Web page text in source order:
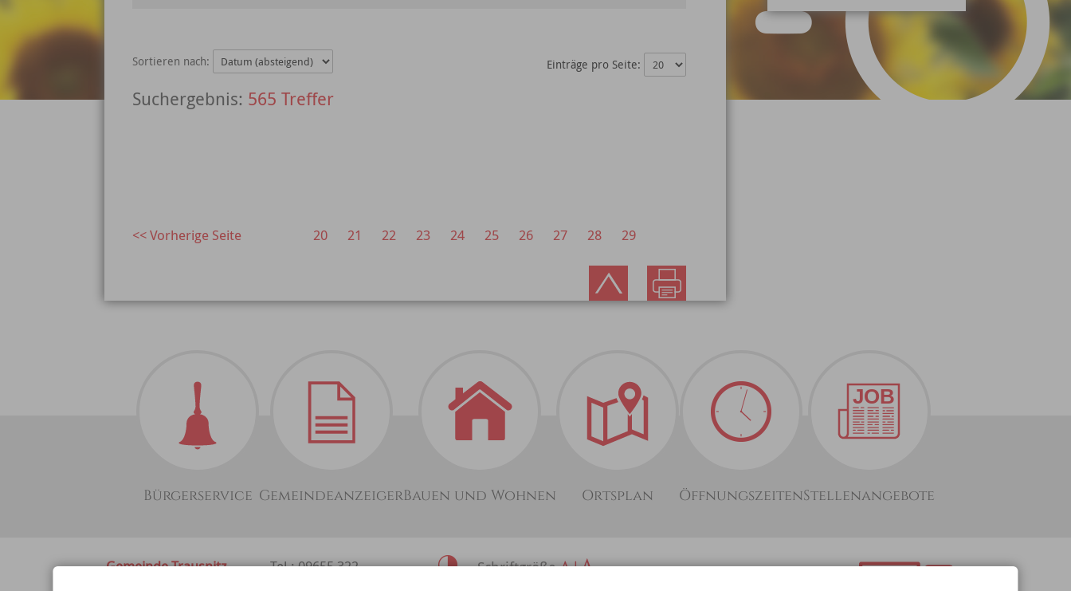
Sortieren nach:
565 Treffer
Einträge pro Seite:
20 21 22 23 24 25 26 27 28 29
Bürgerservice GemeindeanzeigerBauen und Wohnen Ortsplan ÖffnungszeitenStellenangebote
Gemeinde Trausnitz
Tel.: 09655 322
Schriftgröße